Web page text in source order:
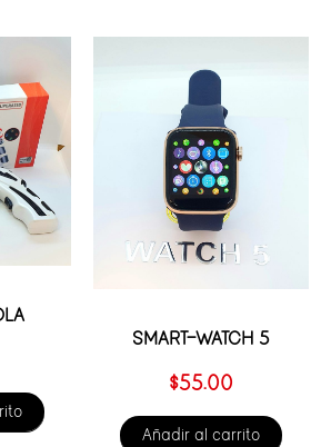
SMART-WATCH 5
$55.00
Añadir al carrito